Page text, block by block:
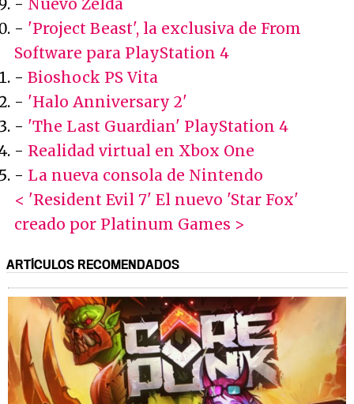
- Nuevo Zelda
- 'Project Beast', la exclusiva de From
Software para PlayStation 4
- Bioshock PS Vita
- 'Halo Anniversary 2'
- 'The Last Guardian' PlayStation 4
- Realidad virtual en Xbox One
- La nueva consola de Nintendo
< 'Resident Evil 7' El nuevo 'Star Fox'
creado por Platinum Games >
ARTÍCULOS RECOMENDADOS